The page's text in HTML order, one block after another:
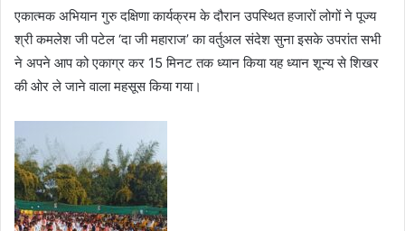
एकात्मक अभियान गुरु दक्षिणा कार्यक्रम के दौरान उपस्थित हजारों लोगों ने पूज्य
श्री कमलेश जी पटेल ‘दा जी महाराज’ का वर्तुअल संदेश सुना इसके उपरांत सभी
ने अपने आप को एकाग्र कर 15 मिनट तक ध्यान किया यह ध्यान शून्य से शिखर
की ओर ले जाने वाला महसूस किया गया।